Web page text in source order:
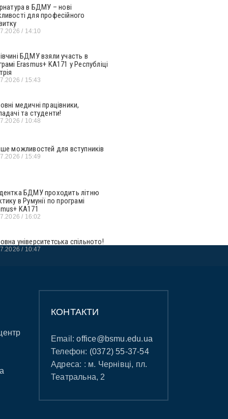
в БДМУ – нові
для професійного
14:10
БДМУ взяли участь в
Erasmus+ KA171 у Республіці
15:43
медичні працівники,
та студенти!
10:48
можливостей для вступників
15:49
БДМУ проходить літню
в Румунії по програмі
KA171
16:02
університетська спільното!
10:47
КОНТАКТИ
Email:office@bsmu.edu.ua
Телефон: (0372) 55-37-54
Адреса: : м. Чернівці, пл.
Театральна, 2